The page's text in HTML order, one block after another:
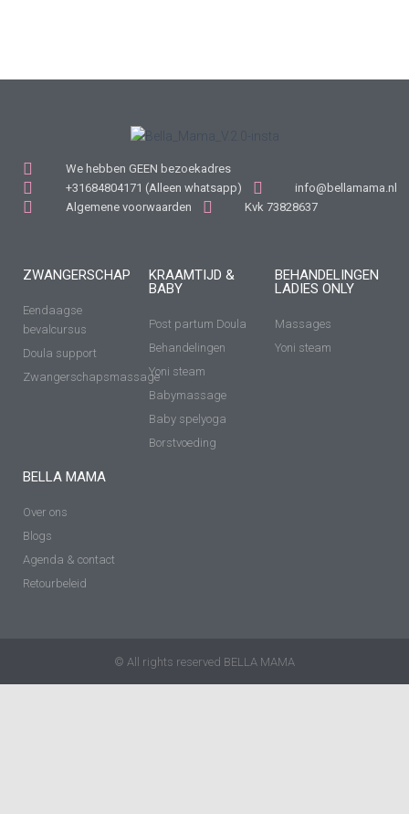
We hebben GEEN bezoekadres
+31684804171 (Alleen whatsapp)
info@bellamama.nl
Algemene voorwaarden
Kvk 73828637
ZWANGERSCHAP
Eendaagse
bevalcursus
Doula support
Zwangerschapsmassage
KRAAMTIJD &
BABY
Post partum Doula
Behandelingen
Yoni steam
Babymassage
Baby spelyoga
Borstvoeding
BEHANDELINGEN
LADIES ONLY
Massages
Yoni steam
BELLA MAMA
Over ons
Blogs
Agenda & contact
Retourbeleid
© All rights reserved BELLA MAMA